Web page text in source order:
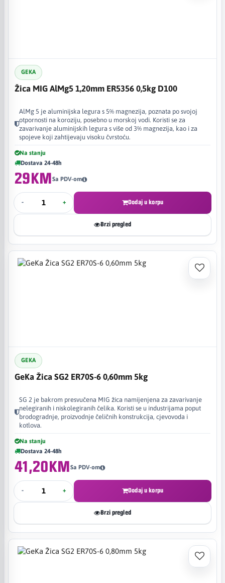
GEKA
Žica MIG AlMg5 1,20mm ER5356 0,5kg D100
AlMg 5 je aluminijska legura s 5% magnezija, poznata po svojoj
otpornosti na koroziju, posebno u morskoj vodi. Koristi se za
zavarivanje aluminijskih legura s više od 3% magnezija, kao i za
spojeve koji zahtijevaju visoku čvrstoću.
Na stanju
Dostava 24-48h
29KMSa PDV-om
- + Dodaj u korpu
Brzi pregled
GEKA
GeKa Žica SG2 ER70S-6 0,60mm 5kg
SG 2 je bakrom presvučena MIG žica namijenjena za zavarivanje
nelegiranih i niskolegiranih čelika. Koristi se u industrijama poput
brodogradnje, proizvodnje čeličnih konstrukcija, cjevovoda i
kotlova.
Na stanju
Dostava 24-48h
41,20KMSa PDV-om
- + Dodaj u korpu
Brzi pregled